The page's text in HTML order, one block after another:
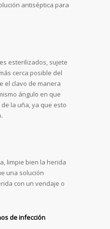
antiséptica para
esterilizados, sujete
cerca posible del
el clavo de manera
ángulo en que
la uña, ya que esto
limpie bien la herida
una solución
con un vendaje o
de infección